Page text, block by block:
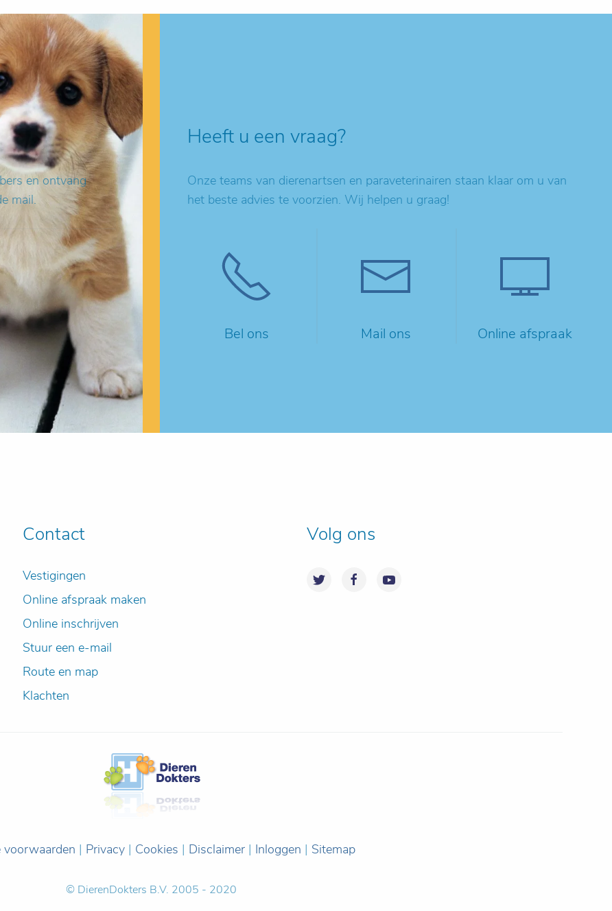
en ontvang
mail.
Heeft u een vraag?
Onze teams van dierenartsen en paraveterinairen staan klaar om u van
het beste advies te voorzien. Wij helpen u graag!
Bel ons Mail ons Online afspraak
Contact
Vestigingen
Online afspraak maken
Online inschrijven
Stuur een e-mail
Route en map
Klachten
Volg ons
voorwaarden | Privacy | Cookies | Disclaimer | Inloggen | Sitemap
© DierenDokters B.V. 2005 - 2020